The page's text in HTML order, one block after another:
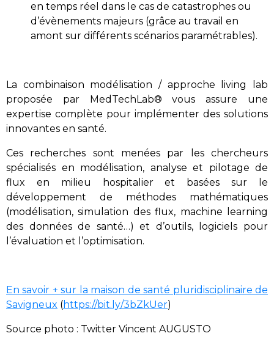
en temps réel dans le cas de catastrophes ou
d’évènements majeurs (grâce au travail en
amont sur différents scénarios paramétrables).
La combinaison modélisation / approche living lab
proposée par MedTechLab® vous assure une
expertise complète pour implémenter des solutions
innovantes en santé.
Ces recherches sont menées par les chercheurs
spécialisés en modélisation, analyse et pilotage de
flux en milieu hospitalier et basées sur le
développement de méthodes mathématiques
(modélisation, simulation des flux, machine learning
des données de santé…) et d’outils, logiciels pour
l’évaluation et l’optimisation.
En savoir + sur la maison de santé pluridisciplinaire de
Savigneux (https://bit.ly/3bZkUer)
Source photo : Twitter Vincent AUGUSTO